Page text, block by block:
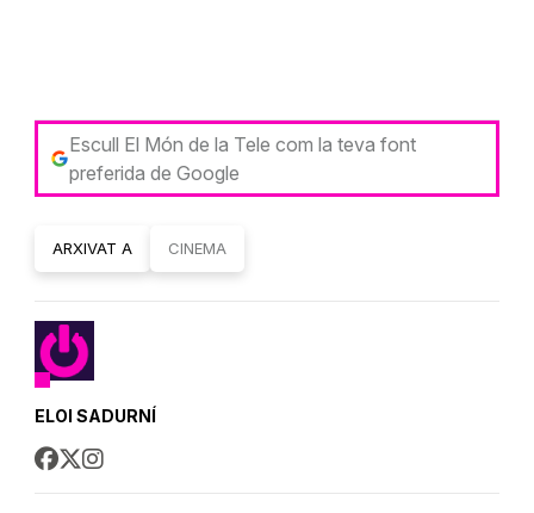
Escull El Món de la Tele com la teva font
preferida de Google
ARXIVAT A CINEMA
ELOI SADURNÍ